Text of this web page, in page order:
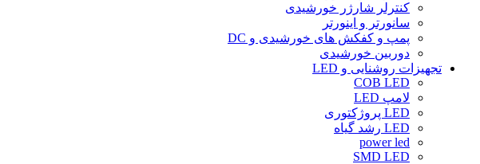
کنترلر شارژر خورشیدی
سانورتر و اینورتر
پمپ و کفکش های خورشیدی و DC
دوربین خورشیدی
تجهیزات روشنایی و LED
COB LED
لامپ LED
LED پروژکتوری
LED رشد گیاه
power led
SMD LED